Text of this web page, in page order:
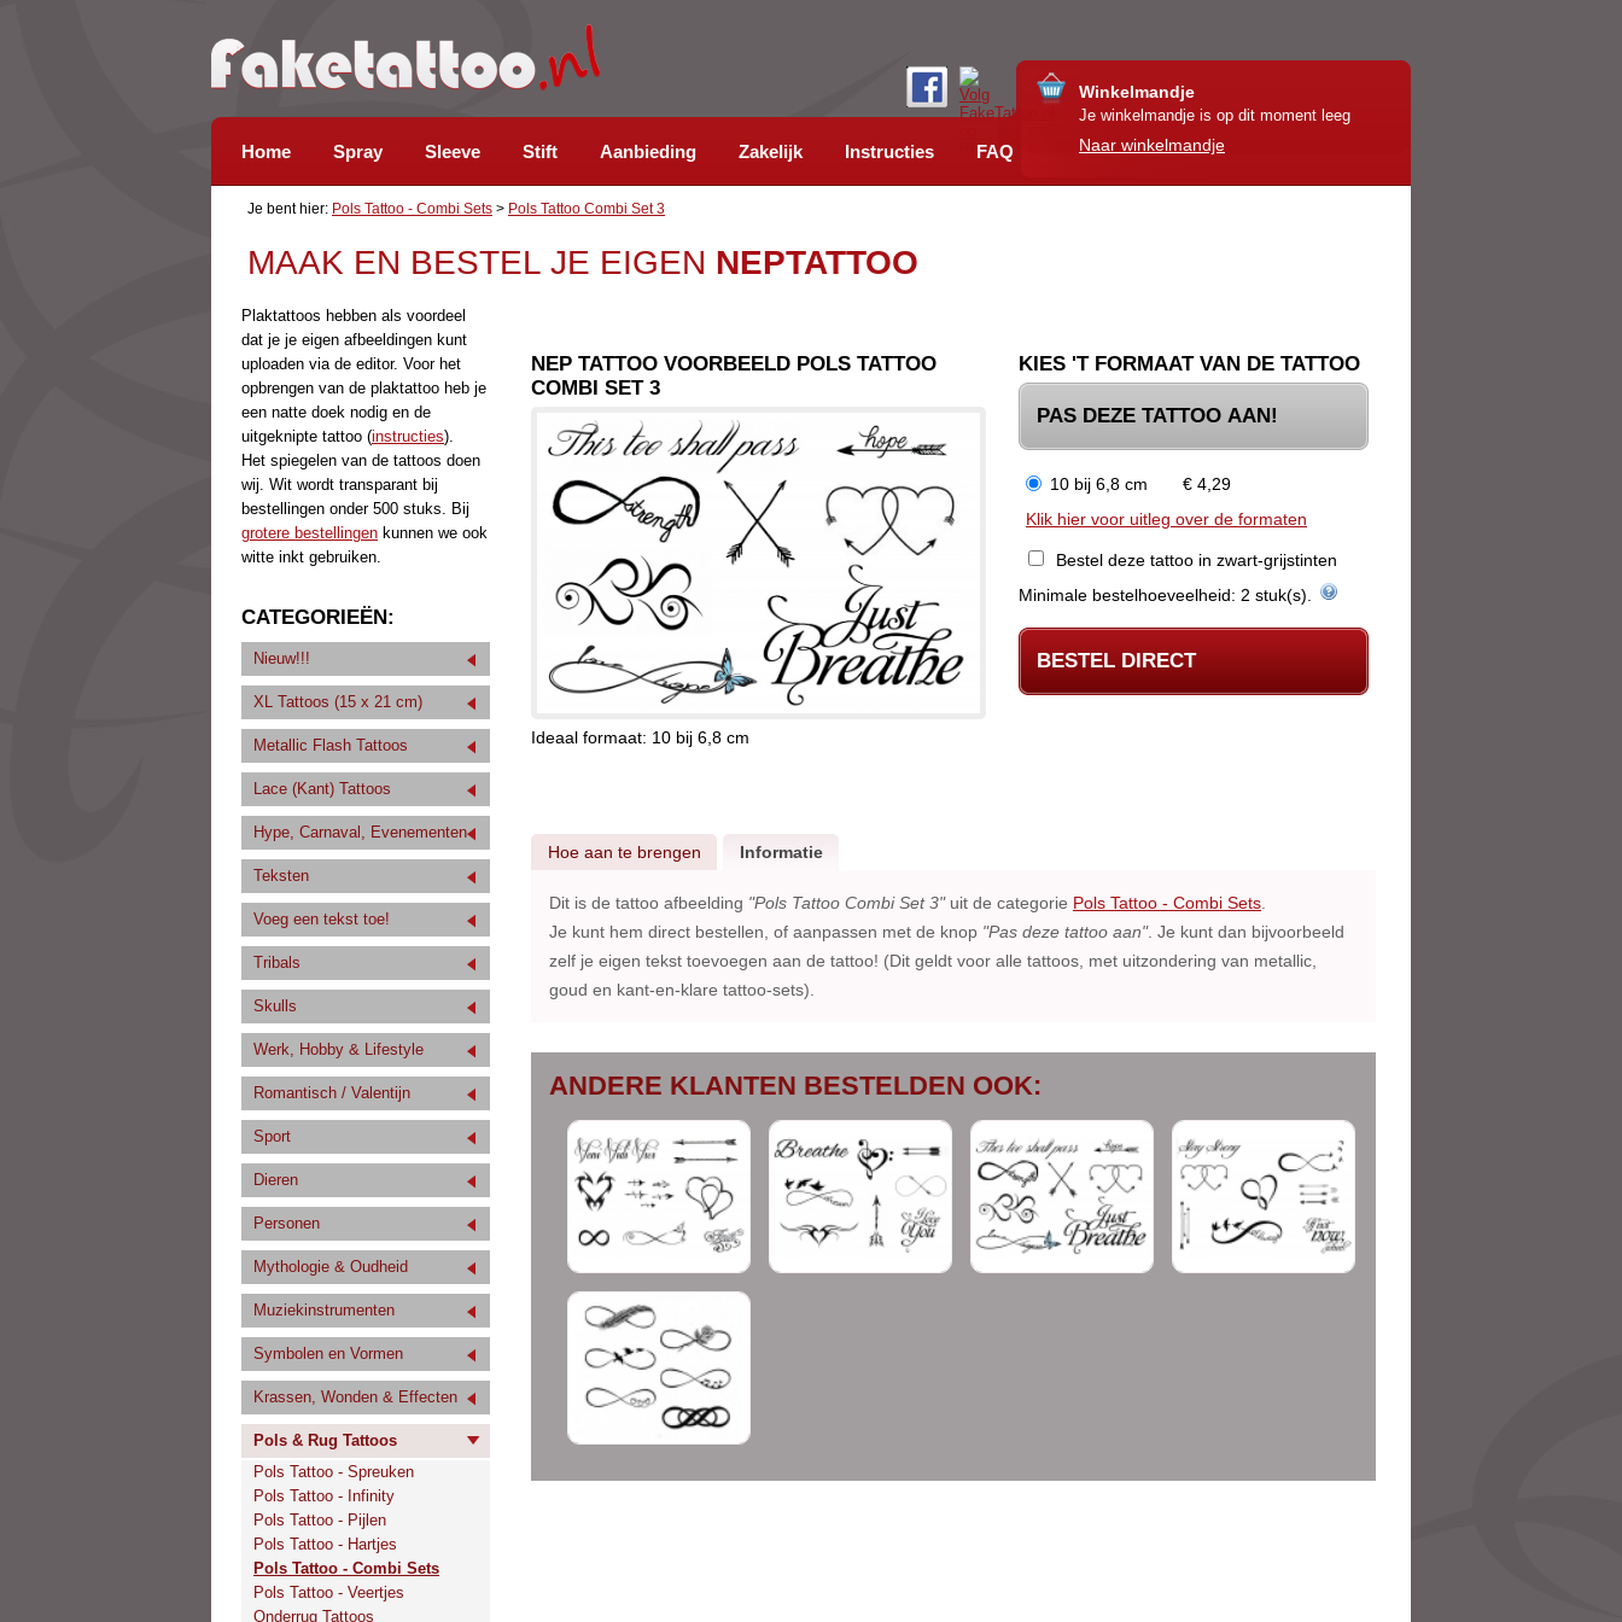
Winkelmandje
Je winkelmandje is op dit moment leeg
Naar winkelmandje
Home Spray Sleeve Stift Aanbieding Zakelijk Instructies FAQ
Je bent hier: Pols Tattoo - Combi Sets > Pols Tattoo Combi Set 3
MAAK EN BESTEL JE EIGEN NEPTATTOO
Plaktattoos hebben als voordeel
dat je je eigen afbeeldingen kunt
uploaden via de editor. Voor het
opbrengen van de plaktattoo heb je
een natte doek nodig en de
uitgeknipte tattoo (instructies).
Het spiegelen van de tattoos doen
wij. Wit wordt transparant bij
bestellingen onder 500 stuks. Bij
grotere bestellingen kunnen we ook
witte inkt gebruiken.
CATEGORIEËN:
Nieuw!!!
XL Tattoos (15 x 21 cm)
Metallic Flash Tattoos
Lace (Kant) Tattoos
Hype, Carnaval, Evenementen
Teksten
Voeg een tekst toe!
Tribals
Skulls
Werk, Hobby & Lifestyle
Romantisch / Valentijn
Sport
Dieren
Personen
Mythologie & Oudheid
Muziekinstrumenten
Symbolen en Vormen
Krassen, Wonden & Effecten
Pols & Rug Tattoos
Pols Tattoo - Spreuken
Pols Tattoo - Infinity
Pols Tattoo - Pijlen
Pols Tattoo - Hartjes
Pols Tattoo - Combi Sets
Pols Tattoo - Veertjes
Onderrug Tattoos
NEP TATTOO VOORBEELD POLS TATTOO
COMBI SET 3
Ideaal formaat: 10 bij 6,8 cm
KIES 'T FORMAAT VAN DE TATTOO
PAS DEZE TATTOO AAN!
10 bij 6,8 cm
€ 4,29
Klik hier voor uitleg over de formaten
Bestel deze tattoo in zwart-grijstinten
Minimale bestelhoeveelheid: 2 stuk(s).
BESTEL DIRECT
Hoe aan te brengen Informatie
Dit is de tattoo afbeelding "Pols Tattoo Combi Set 3"uit de categorie Pols Tattoo - Combi Sets
Je kunt hem direct bestellen, of aanpassen met de knop "Pas deze tattoo aan". Je kunt dan bijvoorbeeld
zelf je eigen tekst toevoegen aan de tattoo! (Dit geldt voor alle tattoos, met uitzondering van metallic,
goud en kant-en-klare tattoo-sets).
ANDERE KLANTEN BESTELDEN OOK: